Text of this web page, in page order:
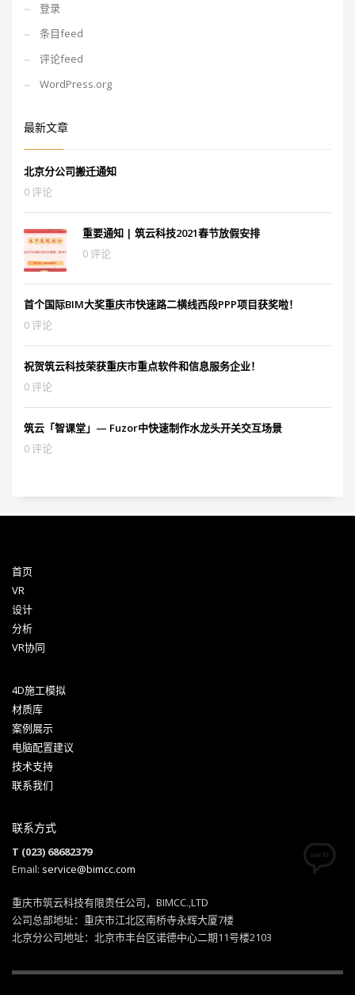
登录
条目feed
评论feed
WordPress.org
最新文章
北京分公司搬迁通知
0 评论
重要通知 | 筑云科技2021春节放假安排
0 评论
首个国际BIM大奖重庆市快速路二横线西段PPP项目获奖啦！
0 评论
祝贺筑云科技荣获重庆市重点软件和信息服务企业！
0 评论
筑云「智课堂」— Fuzor中快速制作水龙头开关交互场景
0 评论
首页
VR
设计
分析
VR协同
4D施工模拟
材质库
案例展示
电脑配置建议
技术支持
联系我们
联系方式
T (023) 68682379
Email: service@bimcc.com
重庆市筑云科技有限责任公司，BIMCC.,LTD
公司总部地址：重庆市江北区南桥寺永辉大厦7楼
北京分公司地址：北京市丰台区诺德中心二期11号楼2103